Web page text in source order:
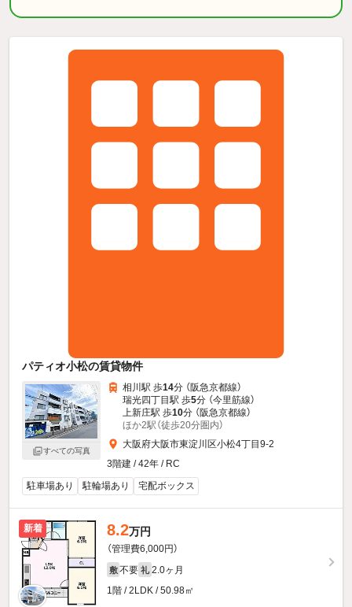
パティオ小松の賃貸物件
すべての写真
相川駅 歩14分 （阪急京都線）
瑞光四丁目駅 歩5分 （今里筋線）
上新庄駅 歩10分 （阪急京都線）
ほか2駅（徒歩20分圏内）
大阪府大阪市東淀川区小松4丁目9-2
3階建 / 42年 / RC
駐車場あり
駐輪場あり 宅配ボックス
新着 8.2万円
（管理費6,000円）
敷 不要 礼 2.0ヶ月
1階 / 2LDK / 50.98㎡